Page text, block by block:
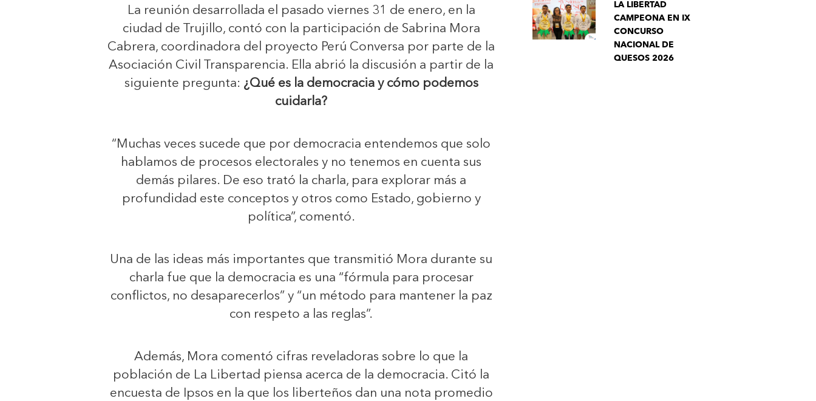
La reunión desarrollada el pasado viernes 31 de enero, en la
ciudad de Trujillo, contó con la participación de Sabrina Mora
Cabrera, coordinadora del proyecto Perú Conversa por parte de la
Asociación Civil Transparencia. Ella abrió la discusión a partir de la
siguiente pregunta: ¿Qué es la democracia y cómo podemos
cuidarla?
“Muchas veces sucede que por democracia entendemos que solo
hablamos de procesos electorales y no tenemos en cuenta sus
demás pilares. De eso trató la charla, para explorar más a
profundidad este conceptos y otros como Estado, gobierno y
política”, comentó.
Una de las ideas más importantes que transmitió Mora durante su
charla fue que la democracia es una “fórmula para procesar
conflictos, no desaparecerlos” y “un método para mantener la paz
con respeto a las reglas”.
Además, Mora comentó cifras reveladoras sobre lo que la
población de La Libertad piensa acerca de la democracia. Citó la
encuesta de Ipsos en la que los liberteños dan una nota promedio
LA LIBERTAD
CAMPEONA EN IX
CONCURSO
NACIONAL DE
QUESOS 2026